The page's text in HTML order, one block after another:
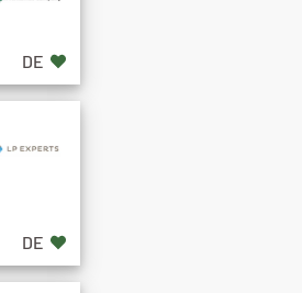
DE
DE